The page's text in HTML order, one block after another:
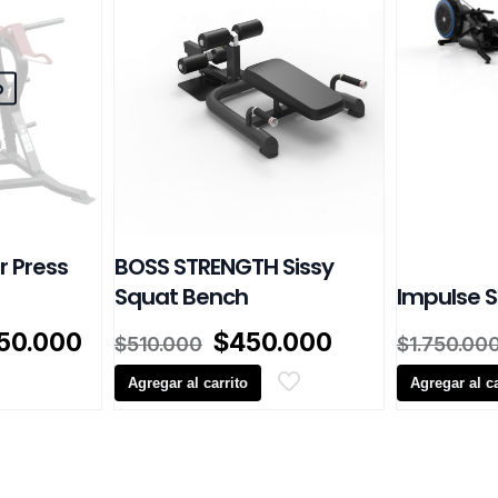
Press
precio
actual
BOSS STRENGTH Sissy
Squat Bench
$510.000 El
precio
original
$450.000
precio
Agregar al carrito
Impulse
$
Agregar al